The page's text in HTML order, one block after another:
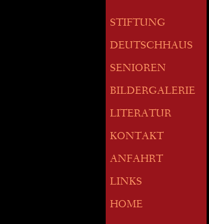
STIFTUNG
DEUTSCHHAUS
SENIOREN
BILDERGALERIE
LITERATUR
KONTAKT
ANFAHRT
LINKS
HOME